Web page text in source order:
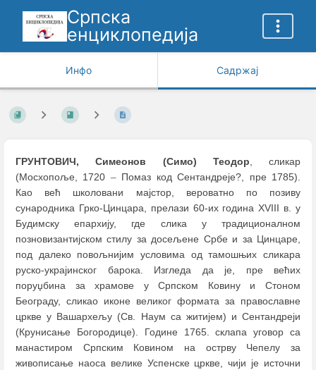
Српска
енциклопедија
Инфо Садржај
ГРУНТОВИЧ, Симеонов (Симо) Теодор, сликар
(Мосхопоље, 1720 –Помаз код Сентандреје?, пре 1785).
Као већ школовани мајстор, вероватно по позиву
сународника Грко-Цинцара, прелази 60-их година XVIII в. у
Будимску епархију, где слика у традиционалном
позновизантијском стилу за досељене Србе и за Цинцаре,
под далеко повољнијим условима од тамошњих сликара
руско-украјинског барока. Изгледа да је, пре већих
поруџбина за храмове у Српском Ковину и Стоном
Београду, сликао иконе великог формата за православне
цркве у Вашархељу (Св. Наум са житијем) и Сентандреји
(Крунисање Богородице). Године 1765. склапа уговор са
манастиром Српским Ковином на острву Чепелу за
живописање наоса велике Успенске цркве, чији је источни